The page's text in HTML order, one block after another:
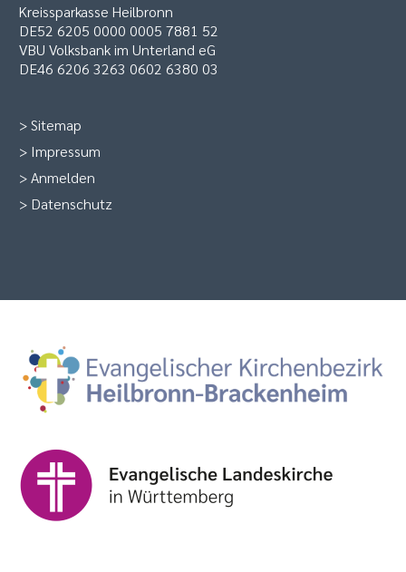
Kreissparkasse Heilbronn
DE52 6205 0000 0005 7881 52
VBU Volksbank im Unterland eG
DE46 6206 3263 0602 6380 03
>Sitemap
> Impressum
>Anmelden
> Datenschutz